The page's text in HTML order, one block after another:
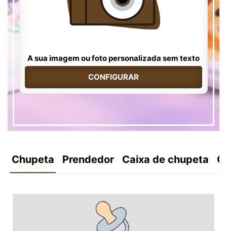
A sua imagem ou foto personalizada sem texto
CONFIGURAR
Chupeta Prendedor Caixa de chupeta